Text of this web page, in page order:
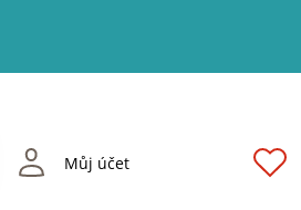
Můj účet